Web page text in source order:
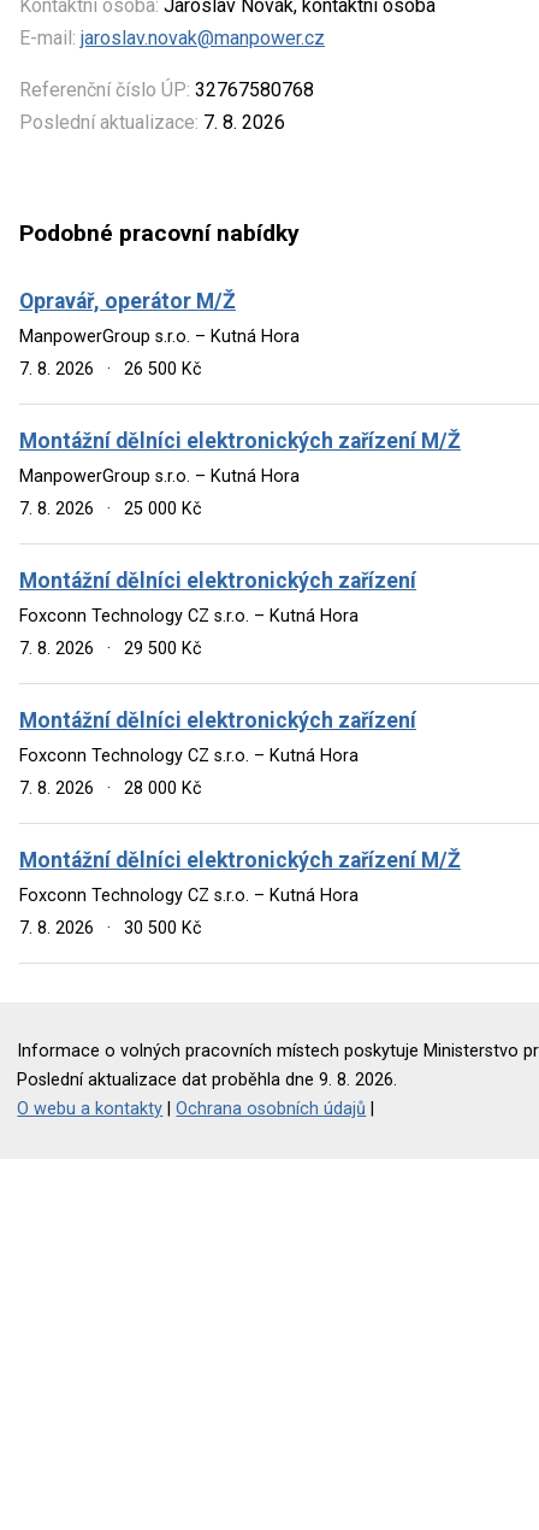
Kontaktní osoba: Jaroslav Novák, kontaktní osoba
E-mail: jaroslav.novak@manpower.cz
Referenční číslo ÚP: 32767580768
Poslední aktualizace: 7. 8. 2026
Podobné pracovní nabídky
Opravář, operátor M/Ž
ManpowerGroup s.r.o. – Kutná Hora
7. 8. 2026
· 26 500 Kč
Montážní dělníci elektronických zařízení M/Ž
ManpowerGroup s.r.o. – Kutná Hora
7. 8. 2026
· 25 000 Kč
Montážní dělníci elektronických zařízení
Foxconn Technology CZ s.r.o. – Kutná Hora
7. 8. 2026
· 29 500 Kč
Montážní dělníci elektronických zařízení
Foxconn Technology CZ s.r.o. – Kutná Hora
7. 8. 2026
· 28 000 Kč
Montážní dělníci elektronických zařízení M/Ž
Foxconn Technology CZ s.r.o. – Kutná Hora
7. 8. 2026
· 30 500 Kč
Informace o volných pracovních místech poskytuje Ministerstvo
Poslední aktualizace dat proběhla dne 9. 8. 2026.
O webu a kontakty |Ochrana osobních údajů